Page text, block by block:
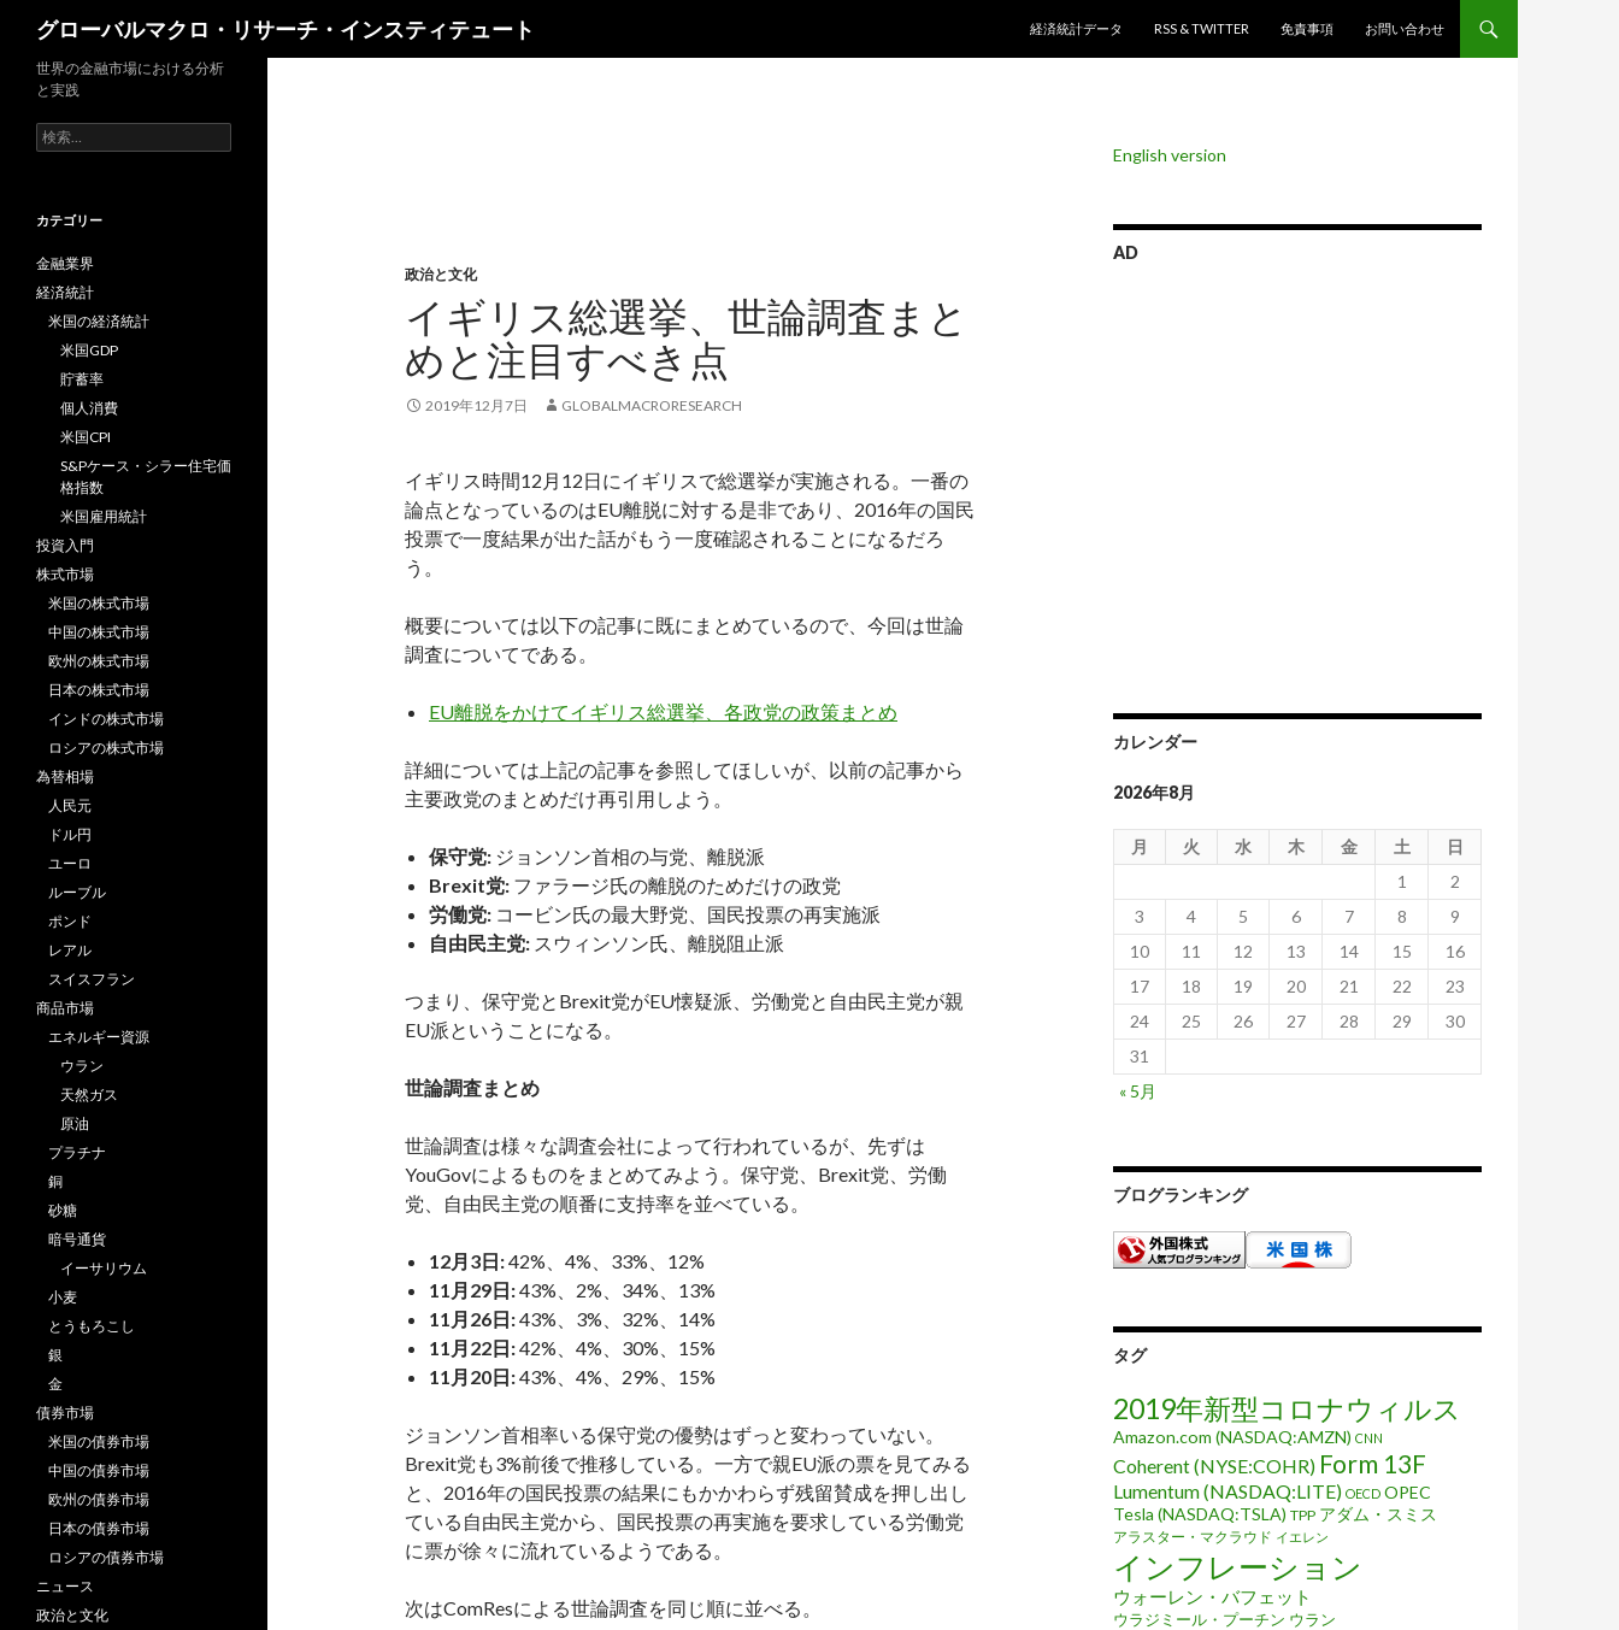
グローバルマクロ・リサーチ・インスティテュート
経済統計データ
RSS & TWITTER 免責事項 お問い合わせ
政治と文化
イギリス総選挙、世論調査まと
めと注目すべき点
2019年12月7日 GLOBALMACRORESEARCH
イギリス時間12月12日にイギリスで総選挙が実施される。一番の
論点となっているのはEU離脱に対する是非であり、2016年の国民
投票で一度結果が出た話がもう一度確認されることになるだろ
う。
概要については以下の記事に既にまとめているので、今回は世論
調査についてである。
EU離脱をかけてイギリス総選挙、各政党の政策まとめ
詳細については上記の記事を参照してほしいが、以前の記事から
主要政党のまとめだけ再引用しよう。
保守党: ジョンソン首相の与党、離脱派
Brexit党: ファラージ氏の離脱のためだけの政党
労働党: コービン氏の最大野党、国民投票の再実施派
自由民主党: スウィンソン氏、離脱阻止派
つまり、保守党とBrexit党がEU懐疑派、労働党と自由民主党が親
EU派ということになる。
世論調査まとめ
世論調査は様々な調査会社によって行われているが、先ずは
YouGovによるものをまとめてみよう。保守党、Brexit党、労働
党、自由民主党の順番に支持率を並べている。
12月3日:42%、4%、33%、12%
11月29日:43%、2%、34%、13%
11月26日:43%、3%、32%、14%
11月22日:42%、4%、30%、15%
11月20日:43%、4%、29%、15%
ジョンソン首相率いる保守党の優勢はずっと変わっていない。
Brexit党も3%前後で推移している。一方で親EU派の票を見てみる
と、2016年の国民投票の結果にもかかわらず残留賛成を押し出し
ている自由民主党から、国民投票の再実施を要求している労働党
に票が徐々に流れているようである。
次はComResによる世論調査を同じ順に並べる。
English version
AD
カレンダー
2026年8月
月 火 水 木 金 土
日
1
2
3
4 5 6 7 8
9
10
11 12 13 14 15
16
17
18 19 20 21 22
23
24
25 26 27 28 29
30
31
« 5月
ブログランキング
タグ
2019年新型コロナウィルス
Amazon.com (NASDAQ:AMZN) CNN
Coherent (NYSE:COHR) Form 13F
Lumentum (NASDAQ:LITE) OECD OPEC
Tesla (NASDAQ:TSLA) TPP アダム・スミス
アラスター・マクラウド イエレン
インフレーション
ウォーレン・バフェット
ウラジミール・プーチン ウラン
世界の金融市場における分析
と実践
検
索:
カテゴリー
金融業界
経済統計
米国の経済統計
米国GDP
貯蓄率
個人消費
米国CPI
S&Pケース・シラー住宅価
格指数
米国雇用統計
投資入門
株式市場
米国の株式市場
中国の株式市場
欧州の株式市場
日本の株式市場
インドの株式市場
ロシアの株式市場
為替相場
人民元
ドル円
ユーロ
ルーブル
ポンド
レアル
スイスフラン
商品市場
エネルギー資源
ウラン
天然ガス
原油
プラチナ
銅
砂糖
暗号通貨
イーサリウム
小麦
とうもろこし
銀
金
債券市場
米国の債券市場
中国の債券市場
欧州の債券市場
日本の債券市場
ロシアの債券市場
ニュース
政治と文化